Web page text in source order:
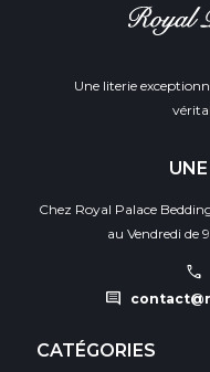
Une literie
Chez Royal Palace
au Vendredi de
call
comment
CATÉGORIES